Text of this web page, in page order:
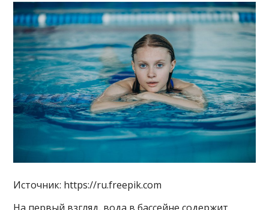
Источник: https://ru.freepik.com